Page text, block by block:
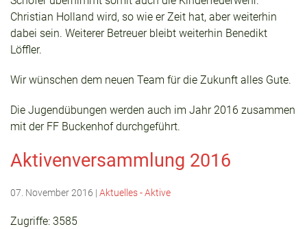
Christian Holland wird, so wie er Zeit hat, aber weiterhin
dabei sein. Weiterer Betreuer bleibt weiterhin Benedikt
Löffler.
Wir wünschen dem neuen Team für die Zukunft alles Gute.
Die Jugendübungen werden auch im Jahr 2016 zusammen
mit der FF Buckenhof durchgeführt.
Aktivenversammlung 2016
07. November 2016 | Aktuelles - Aktive
Zugriffe: 3585